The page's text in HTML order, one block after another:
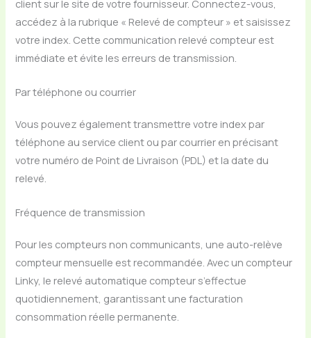
client sur le site de votre fournisseur. Connectez-vous,
accédez à la rubrique « Relevé de compteur » et saisissez
votre index. Cette communication relevé compteur est
immédiate et évite les erreurs de transmission.
Par téléphone ou courrier
Vous pouvez également transmettre votre index par
téléphone au service client ou par courrier en précisant
votre numéro de Point de Livraison (PDL) et la date du
relevé.
Fréquence de transmission
Pour les compteurs non communicants, une auto-relève
compteur mensuelle est recommandée. Avec un compteur
Linky, le relevé automatique compteur s’effectue
quotidiennement, garantissant une facturation
consommation réelle permanente.